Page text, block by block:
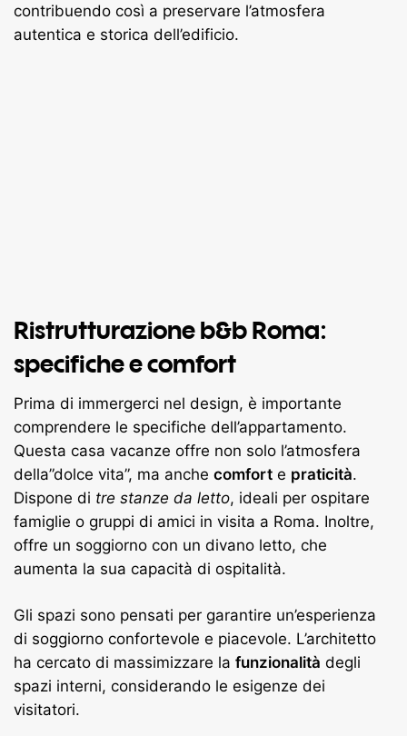
contribuendo così a preservare l’atmosfera
autentica e storica dell’edificio.
Ristrutturazione b&b Roma:
specifiche e comfort
Prima di immergerci nel design, è importante
comprendere le specifiche dell’appartamento.
Questa casa vacanze offre non solo l’atmosfera
della”dolce vita”, ma anche comfort e praticità.
Dispone di tre stanze da letto, ideali per ospitare
famiglie o gruppi di amici in visita a Roma. Inoltre,
offre un soggiorno con un divano letto, che
aumenta la sua capacità di ospitalità.
Gli spazi sono pensati per garantire un’esperienza
di soggiorno confortevole e piacevole. L’architetto
ha cercato di massimizzare la funzionalità degli
spazi interni, considerando le esigenze dei
visitatori.